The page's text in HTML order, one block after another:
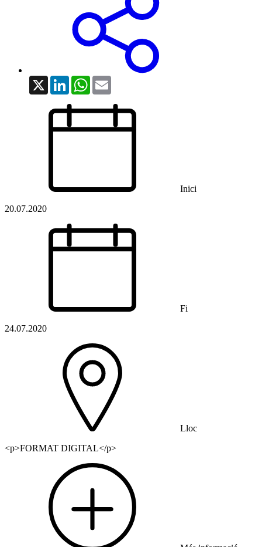
X LinkedInWhatsApp
Inici
20.07.2020
Fi
24.07.2020
Lloc
<p>FORMAT DIGITAL</p>